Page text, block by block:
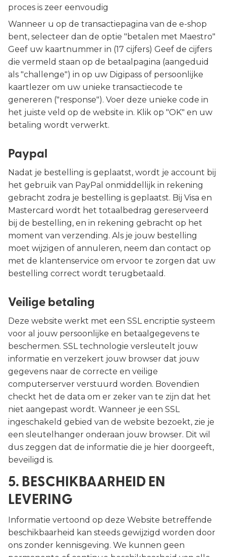
proces is zeer eenvoudig
Wanneer u op de transactiepagina van de e-shop
bent, selecteer dan de optie "betalen met Maestro"
Geef uw kaartnummer in (17 cijfers) Geef de cijfers
die vermeld staan op de betaalpagina (aangeduid
als "challenge") in op uw Digipass of persoonlijke
kaartlezer om uw unieke transactiecode te
genereren ("response"). Voer deze unieke code in
het juiste veld op de website in. Klik op "OK" en uw
betaling wordt verwerkt.
Paypal
Nadat je bestelling is geplaatst, wordt je account bij
het gebruik van PayPal onmiddellijk in rekening
gebracht zodra je bestelling is geplaatst. Bij Visa en
Mastercard wordt het totaalbedrag gereserveerd
bij de bestelling, en in rekening gebracht op het
moment van verzending. Als je jouw bestelling
moet wijzigen of annuleren, neem dan contact op
met de klantenservice om ervoor te zorgen dat uw
bestelling correct wordt terugbetaald.
Veilige betaling
Deze website werkt met een SSL encriptie systeem
voor al jouw persoonlijke en betaalgegevens te
beschermen. SSL technologie versleutelt jouw
informatie en verzekert jouw browser dat jouw
gegevens naar de correcte en veilige
computerserver verstuurd worden. Bovendien
checkt het de data om er zeker van te zijn dat het
niet aangepast wordt. Wanneer je een SSL
ingeschakeld gebied van de website bezoekt, zie je
een sleutelhanger onderaan jouw browser. Dit wil
dus zeggen dat de informatie die je hier doorgeeft,
beveiligd is.
5. BESCHIKBAARHEID EN
LEVERING
Informatie vertoond op deze Website betreffende
beschikbaarheid kan steeds gewijzigd worden door
ons zonder kennisgeving. We kunnen geen